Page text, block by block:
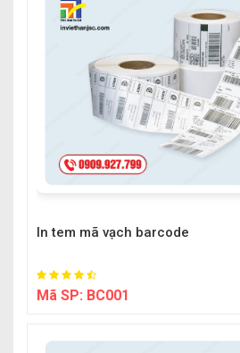
In tem mã vạch barcode
Mã SP: BC001